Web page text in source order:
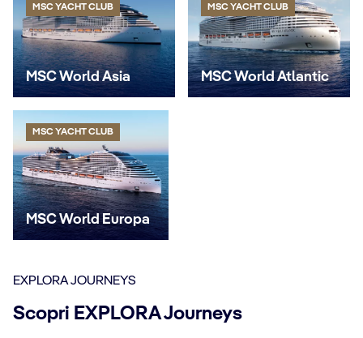
MSC YACHT CLUB
MSC World Asia
MSC YACHT CLUB
MSC World Atlantic
MSC YACHT CLUB
MSC World Europa
EXPLORA JOURNEYS
Scopri EXPLORA Journeys